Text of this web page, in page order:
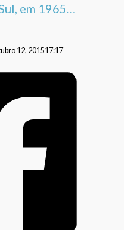
em 1965…
12, 201517:17